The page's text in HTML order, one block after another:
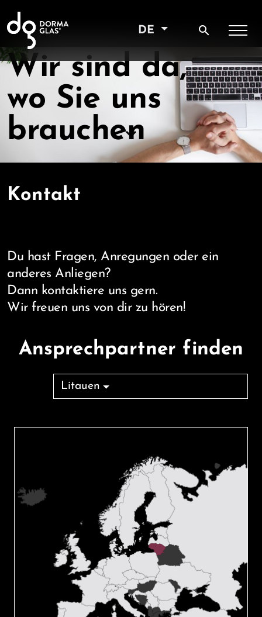
DE search
Wir sind da,
wo Sie uns
brauchen
keyboard_arrow_down
Kontakt
Du hast Fragen, Anregungen oder ein
anderes Anliegen?
Dann kontaktiere uns gern.
Wir freuen uns von dir zu hören!
Ansprechpartner finden
Litauen